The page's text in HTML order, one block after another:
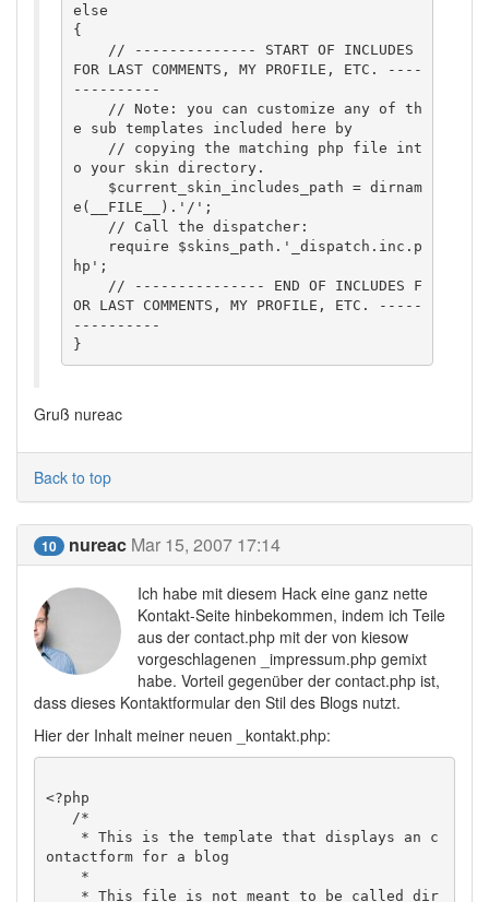
else
{
FOR LAST COMMENTS, MY PROFILE, ETC. ----
----------
e sub templates included here by
o your skin directory.
e(__FILE__).'/';
hp';
OR LAST COMMENTS, MY PROFILE, ETC. -----
----------
Gruß nureac
Back to top
10 nureac Mar 15, 2007 17:14
Ich habe mit diesem Hack eine ganz nette
Kontakt-Seite hinbekommen, indem ich Teile
aus der contact.php mit der von kiesow
vorgeschlagenen _impressum.php gemixt
habe. Vorteil gegenüber der contact.php ist,
dass dieses Kontaktformular den Stil des Blogs nutzt.
Hier der Inhalt meiner neuen _kontakt.php:
<?php
ontactform for a blog